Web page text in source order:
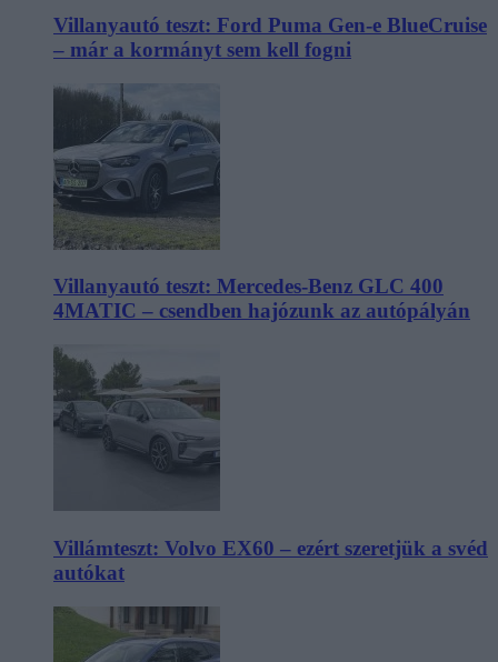
Villanyautó teszt: Ford Puma Gen-e BlueCruise
– már a kormányt sem kell fogni
Villanyautó teszt: Mercedes-Benz GLC 400
4MATIC – csendben hajózunk az autópályán
Villámteszt: Volvo EX60 – ezért szeretjük a svéd
autókat